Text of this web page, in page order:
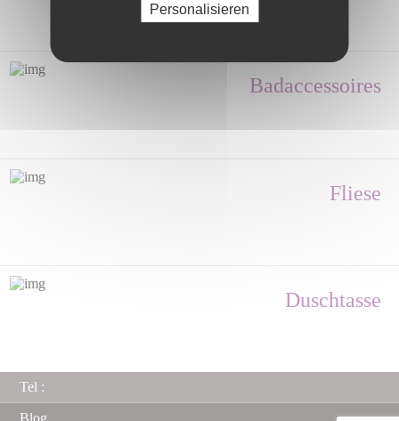
Badaccessoires
Fliese
Duschtasse
Tel :
Personalisieren